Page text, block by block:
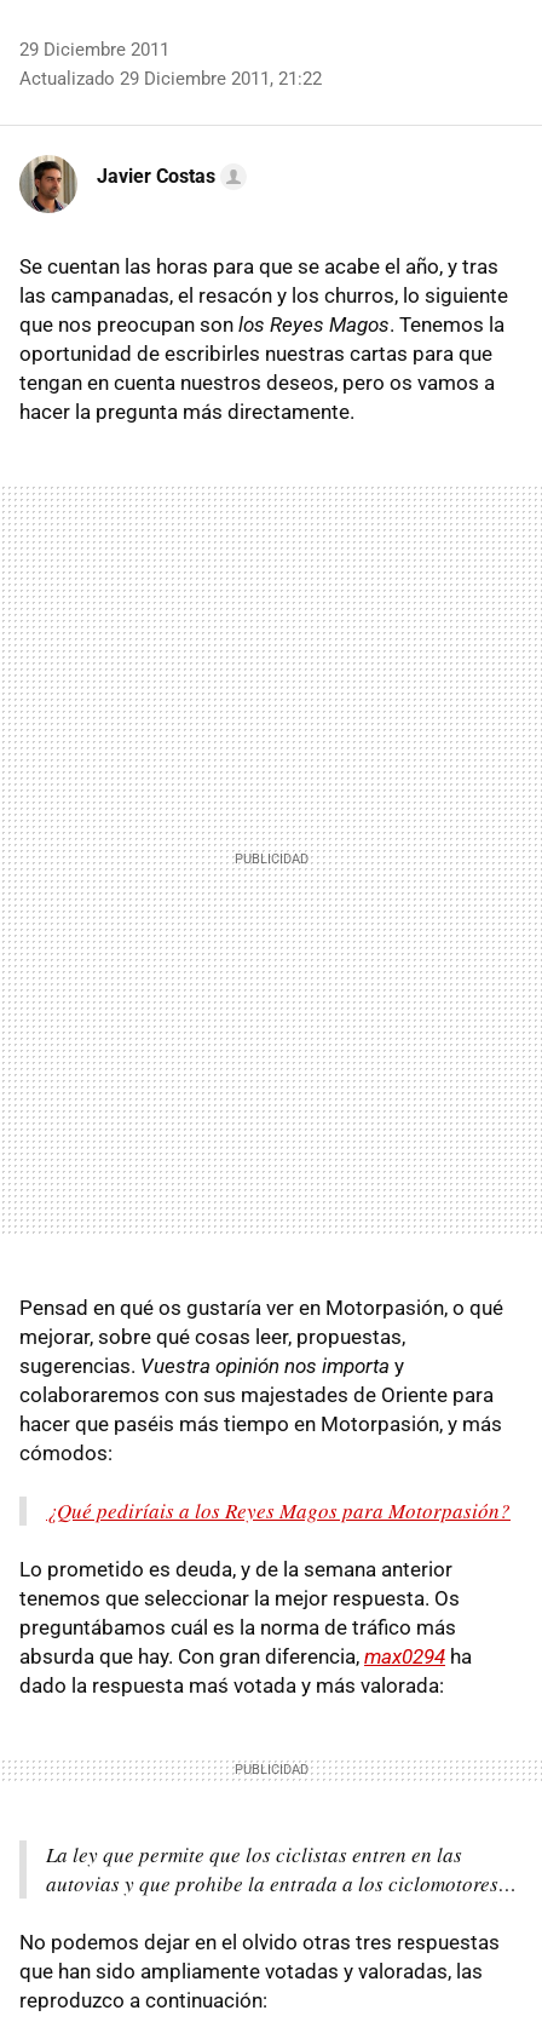
29 Diciembre 2011
Actualizado 29 Diciembre 2011, 21:22
Javier Costas
Se cuentan las horas para que se acabe el año, y tras
las campanadas, el resacón y los churros, lo siguiente
que nos preocupan son los Reyes Magos. Tenemos la
oportunidad de escribirles nuestras cartas para que
tengan en cuenta nuestros deseos, pero os vamos a
hacer la pregunta más directamente.
Pensad en qué os gustaría ver en Motorpasión, o qué
mejorar, sobre qué cosas leer, propuestas,
sugerencias. Vuestra opinión nos importa y
colaboraremos con sus majestades de Oriente para
hacer que paséis más tiempo en Motorpasión, y más
cómodos:
¿Qué pediríais a los Reyes Magos para Motorpasión?
Lo prometido es deuda, y de la semana anterior
tenemos que seleccionar la mejor respuesta. Os
preguntábamos cuál es la norma de tráfico más
absurda que hay. Con gran diferencia, max0294 ha
dado la respuesta maś votada y más valorada:
La ley que permite que los ciclistas entren en las
autovias y que prohibe la entrada a los ciclomotores…
No podemos dejar en el olvido otras tres respuestas
que han sido ampliamente votadas y valoradas, las
reproduzco a continuación: